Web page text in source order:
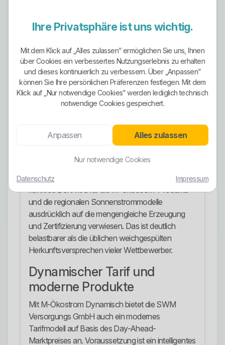
Minderbelastungen. Wer das überliest, bewertet zu
Ökostrom und Energieprofil
Beim Thema Ökostrom ist SWM deutlich stärker
aufgestellt als viele Anbieter, die nur lose mit grüner
Sprache hantieren. Die M-Ökostrom-Tarife
werden mit 100 Prozent Ökostrom beworben, mit
überwiegend in eigenen Anlagen oder
Beteiligungen der Stadtwerke München, und mit
TÜV-SÜD-Zertifizierung.
Auch die offizielle Stromkennzeichnung ist
konkret. Dort wird für die M-Ökostrom-Produkte
und die regionalen Sonnenstrommodelle
ausdrücklich auf die mengengleiche Erzeugung
und Zertifizierung verwiesen. Das ist deutlich
belastbarer als die üblichen weichgespülten
Herkunftsversprechen vieler Wettbewerber.
Dynamischer Tarif und
moderne Produkte
Mit M-Ökostrom Dynamisch bietet die SWM
Versorgungs GmbH auch ein modernes
Tarifmodell auf Basis des Day-Ahead-
Marktpreises an. Voraussetzung ist ein intelligentes
Ihre Privatsphäre ist uns wichtig.
Mit dem Klick auf „Alles zulassen” ermöglichen Sie uns, Ihnen
über Cookies ein verbessertes Nutzungserlebnis zu erhalten
und dieses kontinuierlich zu verbessern. Über „Anpassen”
können Sie Ihre persönlichen Präferenzen festlegen. Mit dem
Klick auf „Nur notwendige Cookies” werden lediglich technisch
notwendige Cookies gespeichert.
Anpassen Alles zulassen
Nur notwendige Cookies
Datenschutz Impressum